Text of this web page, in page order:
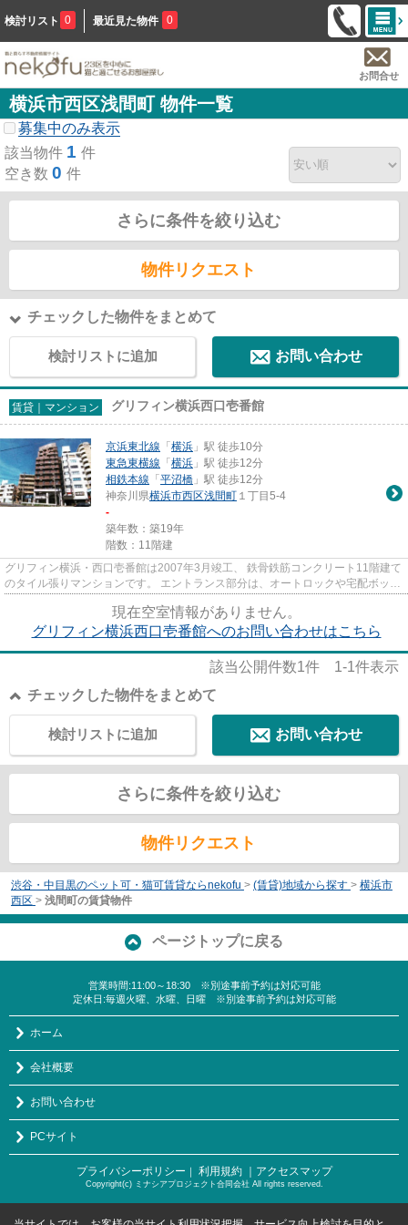
検討リスト 0 最近見た物件 0
お問合せ
横浜市西区浅間町 物件一覧
募集中のみ表示
該当物件 1 件
空き数 0 件
さらに条件を絞り込む
物件リクエスト
チェックした物件をまとめて
検討リストに追加 お問い合わせ
賃貸｜マンション グリフィン横浜西口壱番館
京浜東北線 「 横浜 」駅 徒歩10分
東急東横線 「 横浜 」駅 徒歩12分
相鉄本線 「 平沼橋 」駅 徒歩12分
神奈川県横浜市西区浅間町 １丁目5-4
-
築年数：築19年
階数：11階建
グリフィン横浜・西口壱番館は2007年3月竣工、 鉄骨鉄筋コンクリート11階建て
のタイル張りマンションです。 エントランス部分は、オートロックや宅配ボック
現在空室情報がありません。
グリフィン横浜西口壱番館へのお問い合わせはこちら
該当公開件数1件 1-1件表示
チェックした物件をまとめて
お問い合わせ
検討リストに追加
さらに条件を絞り込む
物件リクエスト
渋谷・中目黒のペット可・猫可賃貸ならnekofu > (賃貸)地域から探す > 横浜市
西区 > 浅間町の賃貸物件
ページトップに戻る
営業時間:11:00～18:30 ※別途事前予約は対応可能
定休日:毎週火曜、水曜、日曜 ※別途事前予約は対応可能
ホーム
会社概要
お問い合わせ
PCサイト
プライバシーポリシー ｜ 利用規約 ｜アクセスマップ
Copyright(c) ミナシアプロジェクト合同会社 All rights reserved.